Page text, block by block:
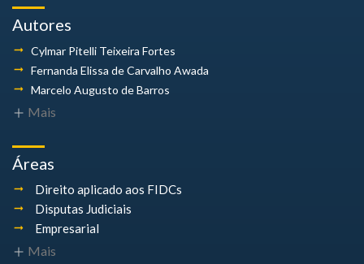
Autores
Cylmar Pitelli Teixeira Fortes
Fernanda Elissa de Carvalho Awada
Marcelo Augusto de Barros
Mais
Áreas
Direito aplicado aos FIDCs
Disputas Judiciais
Empresarial
Mais